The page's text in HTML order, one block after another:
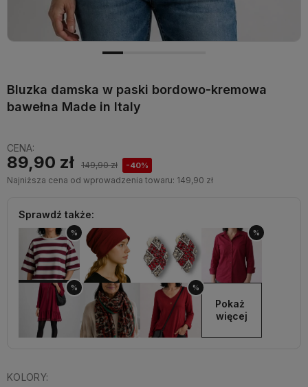
Bluzka damska w paski bordowo-kremowa
bawełna Made in Italy
CENA:
89,90 zł 149,90 zł -40%
Najniższa cena od wprowadzenia towaru: 149,90 zł
Sprawdź także:
% %
% %
Pokaż
więcej
KOLORY: